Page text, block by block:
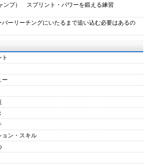
ンプ） スプリント・パワーを鍛える練習
バーリーチングにいたるまで追い込む必要はあるの
ー
ョン・スキル